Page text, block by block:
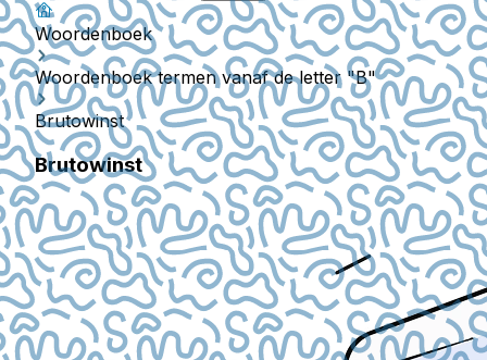
Woordenboek
Woordenboek termen vanaf de letter "B"
Brutowinst
Brutowinst